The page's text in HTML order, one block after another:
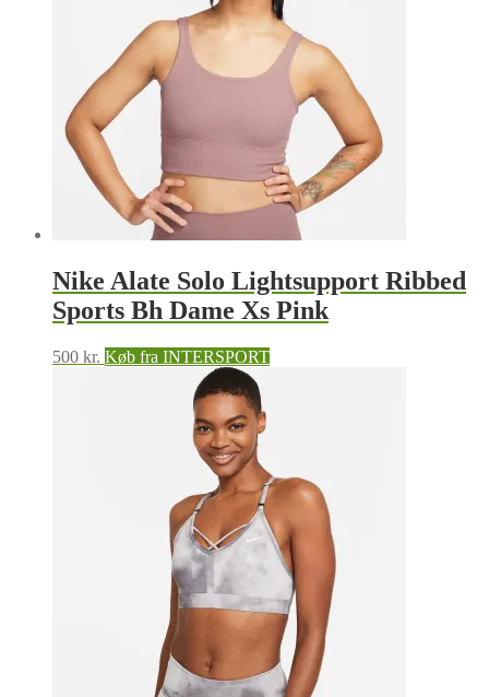
Nike Alate Solo Lightsupport Ribbed
Sports Bh Dame Xs Pink
500 kr. Køb fra INTERSPORT